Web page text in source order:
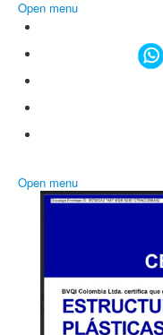
Open menu
Open menu